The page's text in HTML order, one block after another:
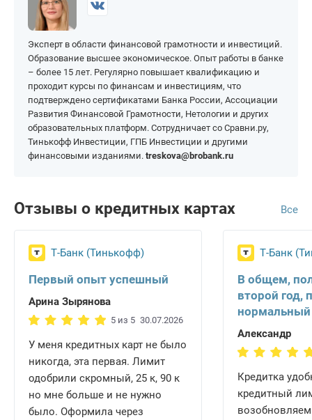
На 200 000 рублей
Эксперт в области финансовой грамотности и инвестиций.
Образование высшее экономическое. Опыт работы в банке
– более 15 лет. Регулярно повышает квалификацию и
проходит курсы по финансам и инвестициям, что
подтверждено сертификатами Банка России, Ассоциации
Развития Финансовой Грамотности, Нетологии и других
образовательных платформ. Сотрудничает со Сравни.ру,
Тинькофф Инвестиции, ГПБ Инвестиции и другими
финансовыми изданиями. treskova@brobank.ru
Отзывы о кредитных картах Все
Т-Банк (Тинькофф)
Первый опыт успешный
Арина Зырянова
5 из 5 30.07.2026
У меня кредитных карт не было
никогда, эта первая. Лимит
одобрили скромный, 25 к, 90 к
но мне больше и не нужно
было. Оформила через
Т-Банк
В общем,
второй год,
нормальный
Александр
Кредитка
кредитный